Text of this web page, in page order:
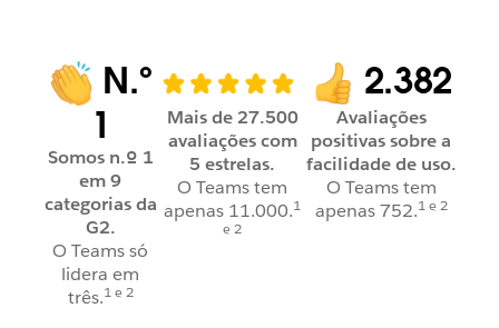
N.º
1
Somos n.º 1
em 9
categorias da
G2.
O Teams só
lidera em
três.1 e 2
Mais de 27.500
avaliações com
5 estrelas.
O Teams tem
apenas 11.000.1
e 2
2.382
Avaliações
positivas sobre a
facilidade de uso.
O Teams tem
apenas 752.1 e 2